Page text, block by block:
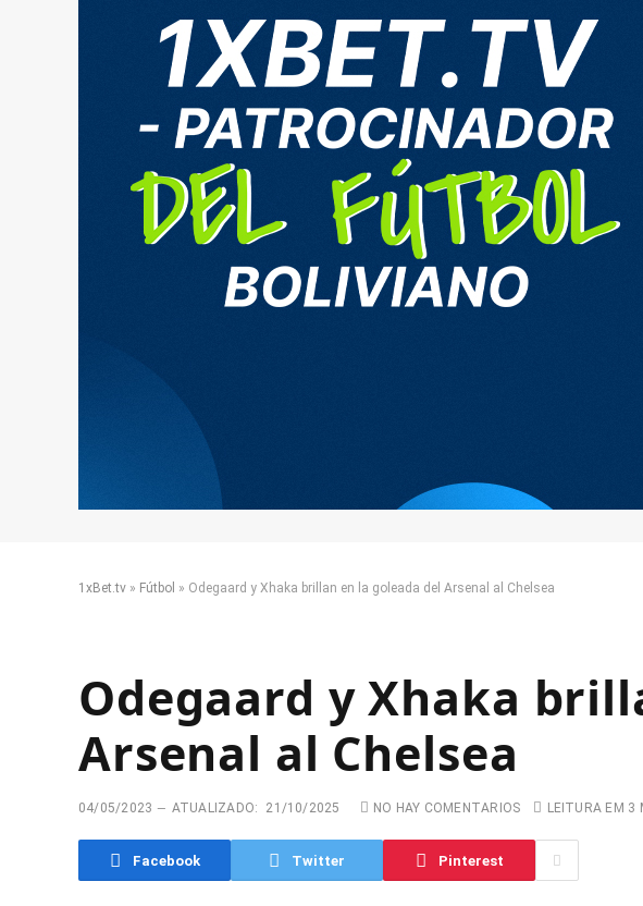
1xBet.tv » Fútbol » Odegaard y Xhaka brillan en la goleada del Arsenal al Chelsea
Odegaard y Xhaka
Arsenal al Chelsea
04/05/2023 ATUALIZADO: 21/10/2025 NO HAY COMENTARIOS LEITURA EM 3
Facebook Twitter Pinterest